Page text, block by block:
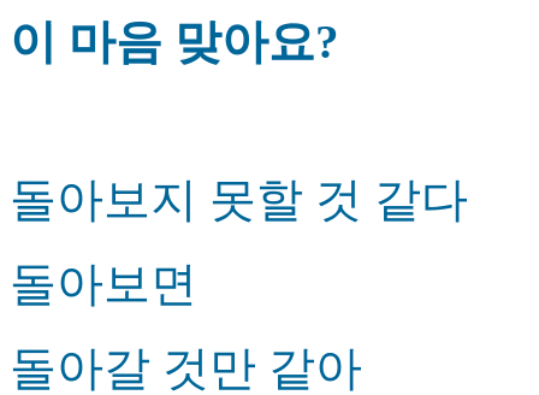
이 마음 맞아요?
돌아보지 못할 것 같다
돌아보면
돌아갈 것만 같아